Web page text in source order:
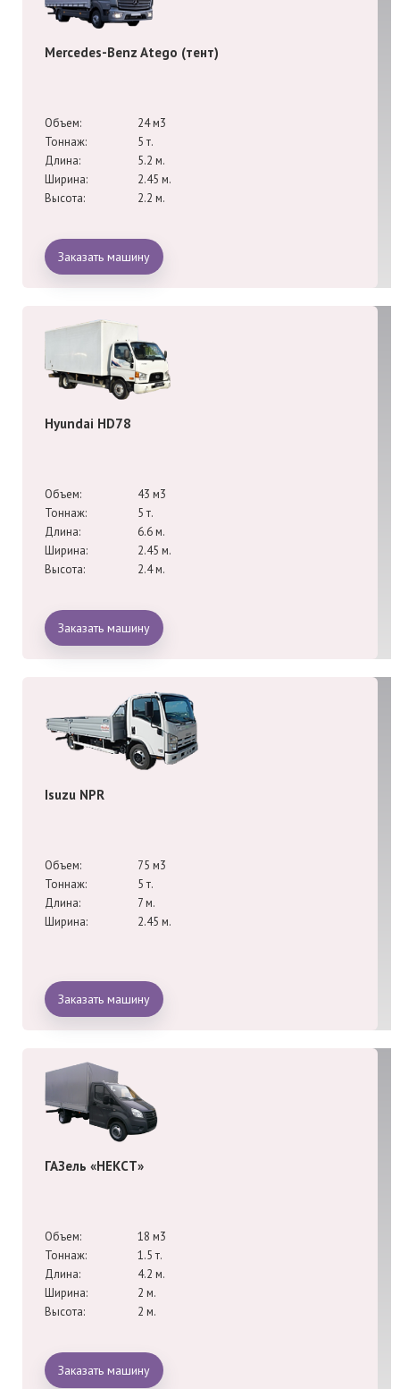
Mercedes-Benz Atego (тент)
Объем:
24 м3
Тоннаж:
5 т.
Длина:
5.2 м.
Ширина:
2.45 м.
Высота:
2.2 м.
Заказать машину
Hyundai HD78
Объем:
43 м3
Тоннаж:
5 т.
Длина:
6.6 м.
Ширина:
2.45 м.
Высота:
2.4 м.
Заказать машину
Isuzu NPR
Объем:
75 м3
Тоннаж:
5 т.
Длина:
7 м.
Ширина:
2.45 м.
Заказать машину
ГАЗель «НЕКСТ»
Объем:
18 м3
Тоннаж:
1.5 т.
Длина:
4.2 м.
Ширина:
2 м.
Высота:
2 м.
Заказать машину